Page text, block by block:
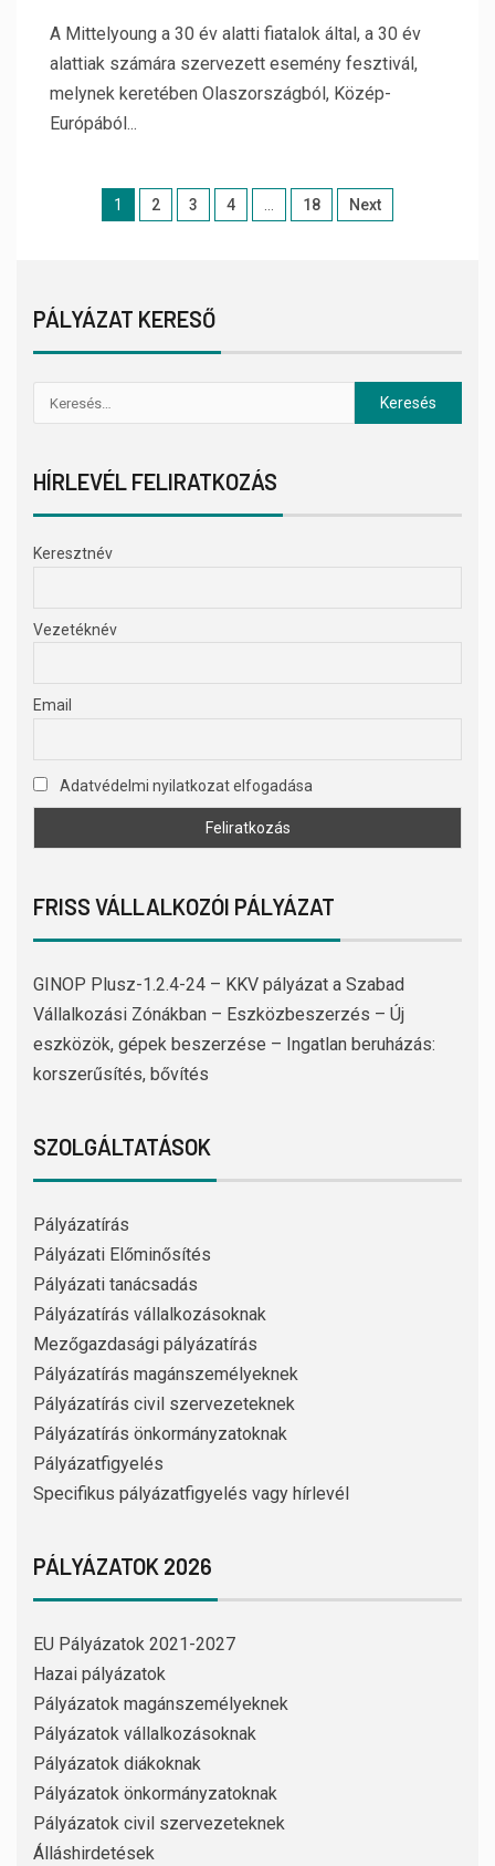
A Mittelyoung a 30 év alatti fiatalok által, a 30 év
alattiak számára szervezett esemény fesztivál,
melynek keretében Olaszországból, Közép-
Európából...
1 2 3 4 18 Next
PÁLYÁZAT KERESŐ
HÍRLEVÉL FELIRATKOZÁS
Keresztnév
Vezetéknév
Email
Adatvédelmi nyilatkozat elfogadása
FRISS VÁLLALKOZÓI PÁLYÁZAT
GINOP Plusz-1.2.4-24 – KKV pályázat a Szabad
Vállalkozási Zónákban – Eszközbeszerzés – Új
eszközök, gépek beszerzése – Ingatlan beruházás:
korszerűsítés, bővítés
SZOLGÁLTATÁSOK
Pályázatírás
Pályázati Előminősítés
Pályázati tanácsadás
Pályázatírás vállalkozásoknak
Mezőgazdasági pályázatírás
Pályázatírás magánszemélyeknek
Pályázatírás civil szervezeteknek
Pályázatírás önkormányzatoknak
Pályázatfigyelés
Specifikus pályázatfigyelés vagy hírlevél
PÁLYÁZATOK 2026
EU Pályázatok 2021-2027
Hazai pályázatok
Pályázatok magánszemélyeknek
Pályázatok vállalkozásoknak
Pályázatok diákoknak
Pályázatok önkormányzatoknak
Pályázatok civil szervezeteknek
Álláshirdetések